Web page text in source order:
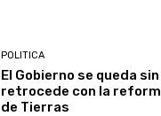
POLITICA
El Gobierno se queda
retrocede con la
de Tierras